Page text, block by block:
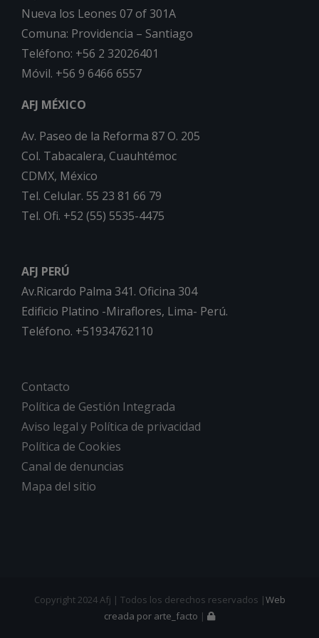
Nueva los Leones 07 of 301A
Comuna: Providencia – Santiago
Teléfono: +56 2 32026401
Móvil. +56 9 6466 6557
AFJ MÉXICO
Av. Paseo de la Reforma 87 O. 205
Col. Tabacalera, Cuauhtémoc
CDMX, México
Tel. Celular. 55 23 81 66 79
Tel. Ofi. +52 (55) 5535-4475
AFJ PERÚ
Av.Ricardo Palma 341. Oficina 304
Edificio Platino -Miraflores, Lima- Perú.
Teléfono. +51934762110
Contacto
Política de Gestión Integrada
Aviso legal y Política de privacidad
Política de Cookies
Canal de denuncias
Mapa del sitio
Copyright 2024 Afj | Todos los derechos reservados |Web
creada por arte_facto |